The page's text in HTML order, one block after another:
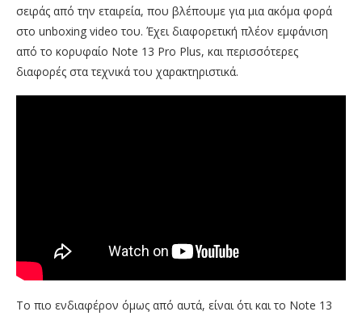
σειράς από την εταιρεία, που βλέπουμε για μια ακόμα φορά
στο unboxing video του. Έχει διαφορετική πλέον εμφάνιση
από το κορυφαίο Note 13 Pro Plus, και περισσότερες
διαφορές στα τεχνικά του χαρακτηριστικά.
Το πιο ενδιαφέρον όμως από αυτά, είναι ότι και το Note 13